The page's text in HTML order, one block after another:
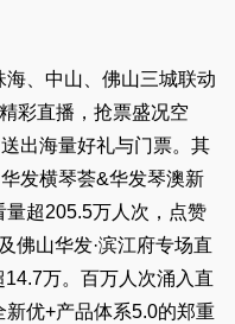
、中山、佛山三城联动
彩直播，抢票盛况空
出海量好礼与门票。其
发横琴荟&华发琴澳新
超205.5万人次，点赞
佛山华发·滨江府专场直
万。百万人次涌入直
优+产品体系5.0的郑重